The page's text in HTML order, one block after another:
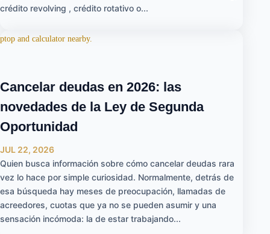
crédito revolving , crédito rotativo o...
Cancelar deudas en 2026: las
novedades de la Ley de Segunda
Oportunidad
JUL 22, 2026
Quien busca información sobre cómo cancelar deudas rara
vez lo hace por simple curiosidad. Normalmente, detrás de
esa búsqueda hay meses de preocupación, llamadas de
acreedores, cuotas que ya no se pueden asumir y una
sensación incómoda: la de estar trabajando...